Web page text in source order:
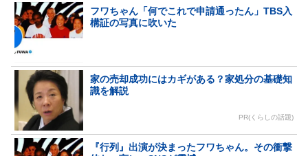
フワちゃん「何でこれで申請通ったん」TBS入
構証の写真に吹いた
家の売却成功にはカギがある？家処分の基礎知
識を解説
PR(くらしの話題)
『行列』出演が決まったフワちゃん。その衝撃